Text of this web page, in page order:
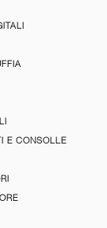
E CONSOLLE